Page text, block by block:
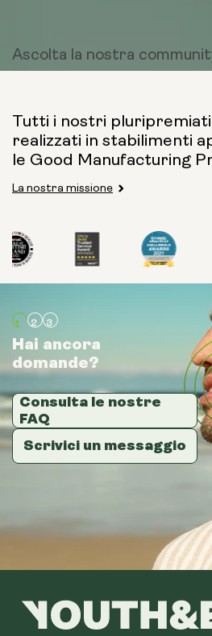
Ascolta la nostra
Tutti i nostri
realizzati in stabilimenti
le Good Manufacturing
La nostra missione
Hai ancora
domande?
Consulta le nostre
FAQ
Scrivici un messaggio
Hai ancora
domande?
Consulta le nostre
FAQ
Scrivici un messaggio
Hai ancora
domande?
Consulta le nostre
FAQ
Scrivici un messaggio